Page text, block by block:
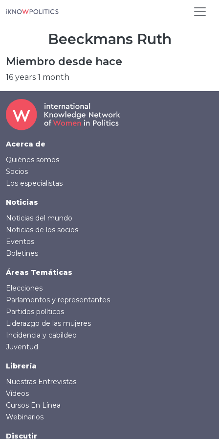
Beeckmans Ruth
Miembro desde hace
16 years 1 month
Footer (Spanish)
Acerca de
Quiénes somos
Socios
Los especialistas
Noticias
Noticias del mundo
Noticias de los socios
Eventos
Boletines
Áreas Temáticas
Elecciones
Parlamentos y representantes
Partidos políticos
Liderazgo de las mujeres
Incidencia y cabildeo
Juventud
Librería
Nuestras Entrevistas
Vídeos
Cursos En Línea
Webinarios
Discutir